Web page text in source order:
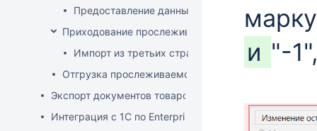
Предоставление данных о произведенных
Приходование прослеживаемого товара
Импорт из третьих стран (не ЕАЭС)
Отгрузка прослеживаемого товара
Экспорт документов товародвижения
Интеграция с 1С по EnterpriseData
и "-